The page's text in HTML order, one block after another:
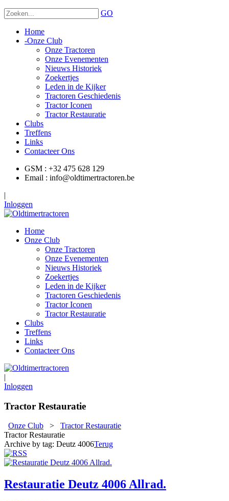
GO
Home
-Onze Club
Onze Tractoren
Onze Evenementen
Nieuws Historiek
Zoekertjes
Leden in de Kijker
Tractoren Geschiedenis
Tractor Iconen
Tractor Restauratie
Clubs
Treffens
Links
Contacteer Ons
GSM : +32 475 628 129
Email : info@oldtimertractoren.be
|
Inloggen
Home
Onze Club
Onze Tractoren
Onze Evenementen
Nieuws Historiek
Zoekertjes
Leden in de Kijker
Tractoren Geschiedenis
Tractor Iconen
Tractor Restauratie
Clubs
Treffens
Links
Contacteer Ons
|
Inloggen
Tractor Restauratie
Onze Club > Tractor Restauratie
Tractor Restauratie
Archive by tag: Deutz 4006Terug
Restauratie Deutz 4006 Allrad.